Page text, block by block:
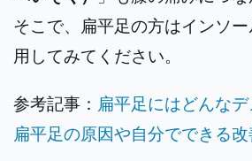
そこで、扁平足の方はインソ
用してみてください。
参考記事： 扁平足にはどんな
扁平足の原因や自分でできる